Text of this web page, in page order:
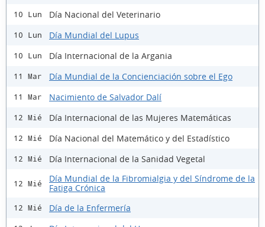
10 Lun Día Nacional del Veterinario
10 Lun Día Mundial del Lupus
10 Lun Día Internacional de la Argania
11 Mar Día Mundial de la Concienciación sobre el Ego
11 Mar Nacimiento de Salvador Dalí
12 Mié Día Internacional de las Mujeres Matemáticas
12 Mié Día Nacional del Matemático y del Estadístico
12 Mié Día Internacional de la Sanidad Vegetal
12 Mié
Día Mundial de la Fibromialgia y del Síndrome de la
Fatiga Crónica
12 Mié Día de la Enfermería